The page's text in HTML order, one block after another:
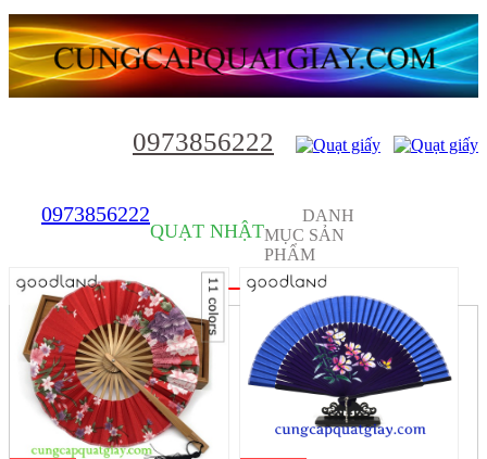
0973856222
0973856222
QUẠT NHẬT
DANH
MỤC SẢN
PHẨM